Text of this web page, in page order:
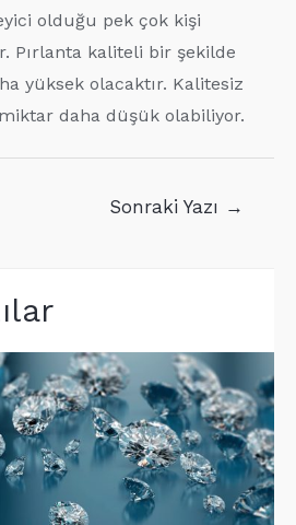
olduğu pek çok kişi
Pırlanta kaliteli bir şekilde
yüksek olacaktır. Kalitesiz
daha düşük olabiliyor.
Sonraki Yazı →